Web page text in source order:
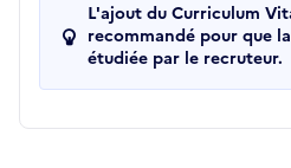
L'ajout du Curriculum
recommandé pour que
étudiée par le recruteur.